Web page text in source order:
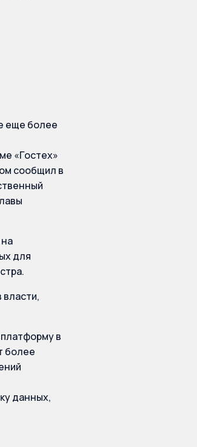
еще более
«Гостех»
сообщил в
для
в
более
данных,